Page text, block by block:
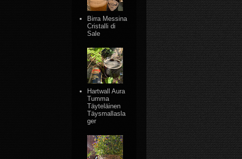
Birra Messina
Cristalli di
Sale
Hartwall Aura
Tumma
Täyteläinen
Täysmallasla
ger